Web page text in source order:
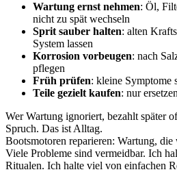
Wartung ernst nehmen: Öl,
nicht zu spät wechseln
Sprit sauber halten: alten
System lassen
Korrosion vorbeugen: nach
pflegen
Früh prüfen: kleine Symptome
Teile gezielt kaufen: nur
Wer Wartung ignoriert, bezahlt später
Spruch. Das ist Alltag.
Bootsmotoren reparieren: Wartung,
Viele Probleme sind vermeidbar. Ich
Ritualen. Ich halte viel von einfachen